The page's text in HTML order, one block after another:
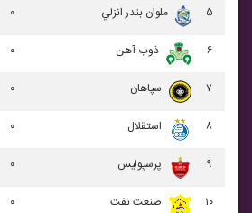
۵ ملوان بندر انزلي ۰
۶ ذوب آهن ۰
۷ سپاهان ۰
۸ استقلال ۰
۹ پرسپولیس ۰
۱۰ صنعت نفت ۰